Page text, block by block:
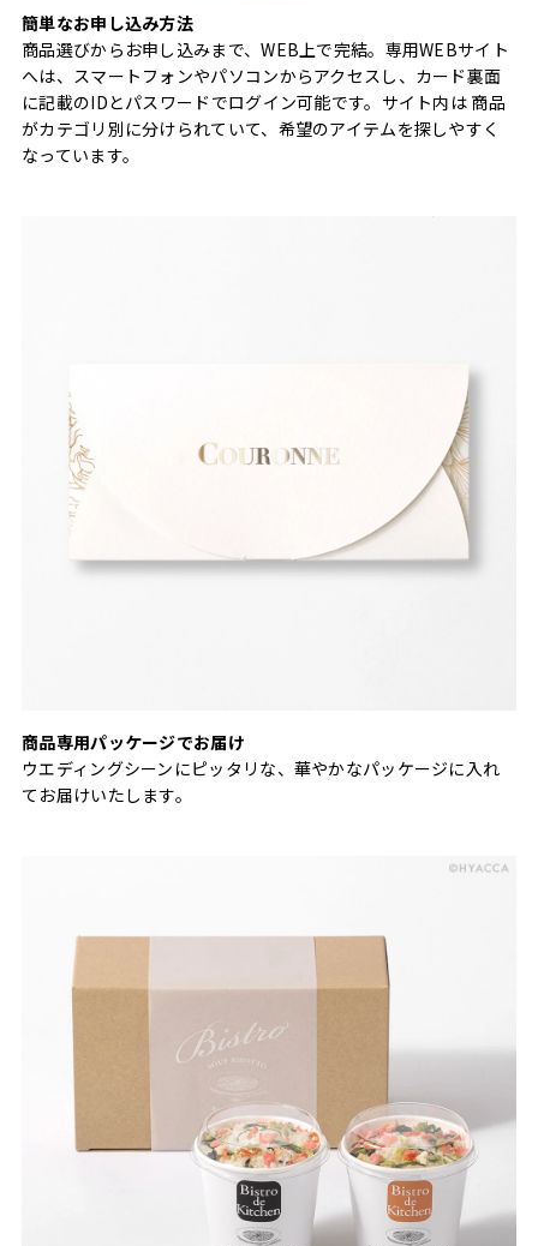
簡単なお申し込み方法
商品選びからお申し込みまで、WEB上で完結。専用WEBサイト
へは、スマートフォンやパソコンからアクセスし、カード裏面
に記載のIDとパスワードでログイン可能です。サイト内は 商品
がカテゴリ別に分けられていて、希望のアイテムを探しやすく
なっています。
商品専用パッケージでお届け
ウエディングシーンにピッタリな、華やかなパッケージに入れ
てお届けいたします。